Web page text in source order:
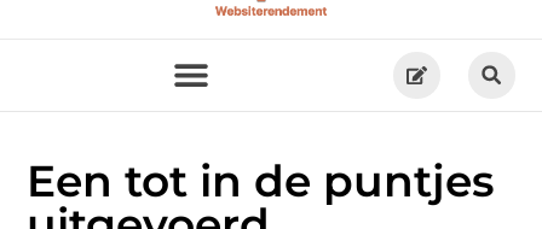
Een tot in de puntjes